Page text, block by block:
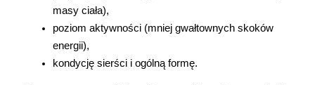
masy ciała),
poziom aktywności (mniej gwałtownych skoków
energii),
kondycję sierści i ogólną formę.